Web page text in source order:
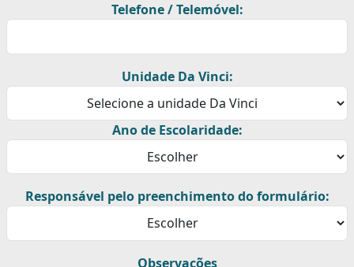
Telefone / Telemóvel:
Unidade Da Vinci:
Ano de Escolaridade:
Responsável pelo preenchimento do formulário:
Observações